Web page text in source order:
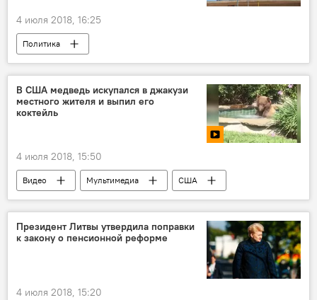
4 июля 2018, 16:25
Политика
Конфликт Литвы и Белоруссии из-за строительства АЭС
Литва
Белоруссия
Гедиминас Киркилас
строительство БелАЭС
В США медведь искупался в джакузи
местного жителя и выпил его
коктейль
4 июля 2018, 15:50
Видео Мультимедиа
США
Калифорния
Президент Литвы утвердила поправки
к закону о пенсионной реформе
4 июля 2018, 15:20